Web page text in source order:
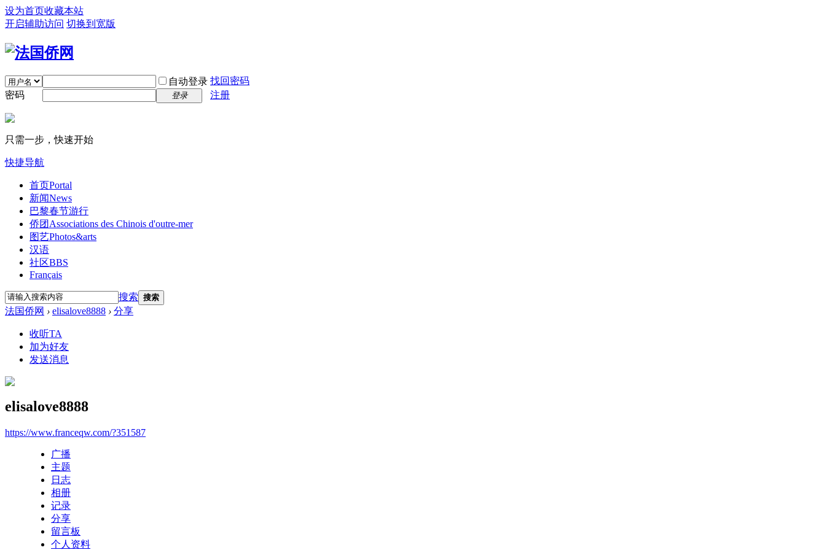
设为首页收藏本站
开启辅助访问 切换到宽版
自动登录 找回密码
密码
登录 注册
只需一步，快速开始
快捷导航
首页Portal
新闻News
巴黎春节游行
侨团 Associations des Chinois d'outre-mer
图艺Photos&arts
汉语
社区BBS
Français
搜索 搜索
法国侨网 › elisalove8888 › 分享
收听TA
加为好友
发送消息
elisalove8888
https://www.franceqw.com/?351587
广播
主题
日志
相册
记录
分享
留言板
个人资料